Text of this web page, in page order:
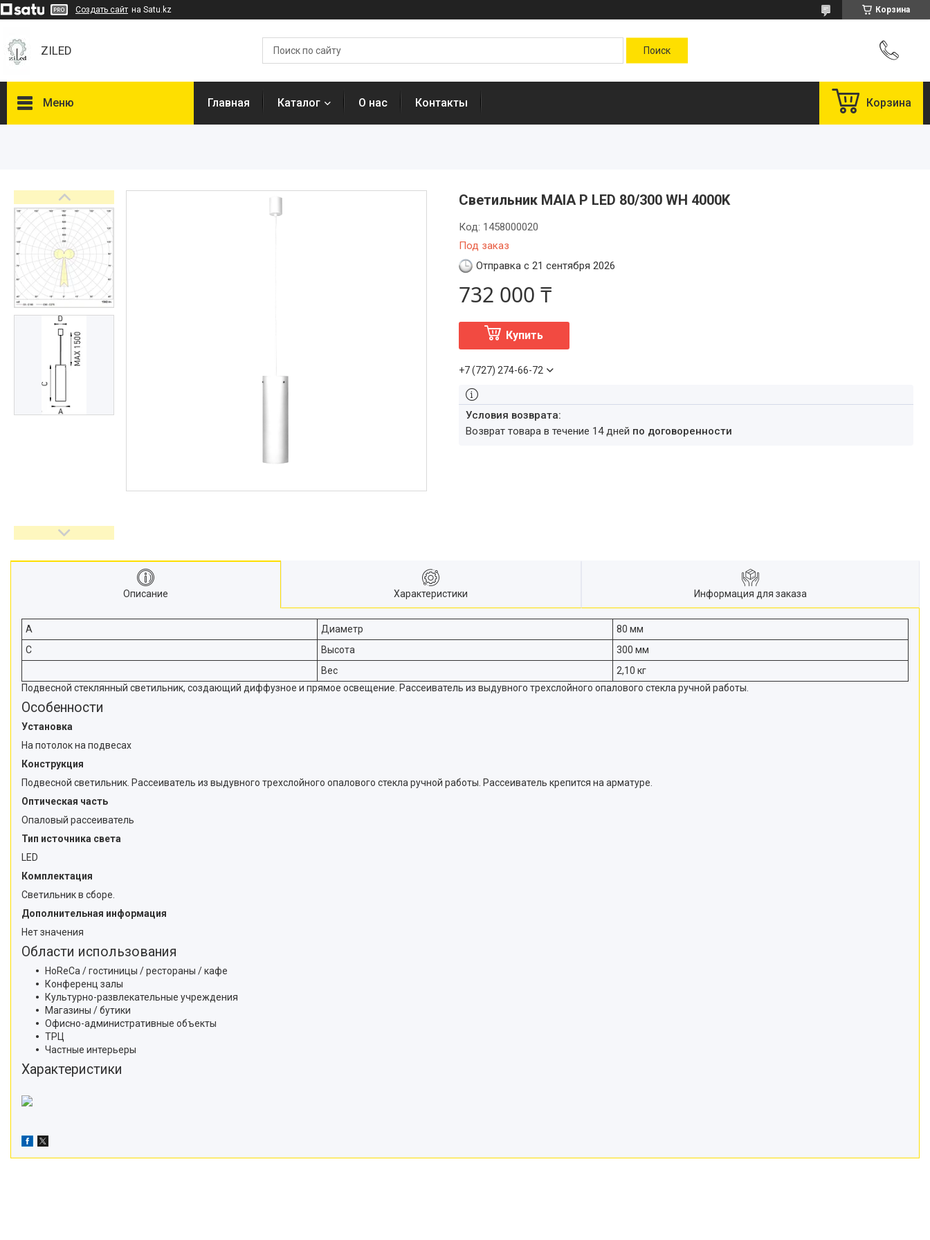
Создать сайт на Satu.kz Корзина
ZILED
Меню
ФАРЛАЙТ
АСТЗ
NLCO
INNOLUX
О нас
Отзывы
Главная Каталог О нас Контакты Корзина
Светильник MAIA P LED 80/300 WH 4000K
Под заказ
Код: 1458000020
Отправка с 21 сентября 2026
732 000 ₸
Купить
+7 (727) 274-66-72
возврат товара в течение 14 дней по договоренности
Описание Характеристики Информация для заказа
A Диаметр
80 мм
C
Высота
300 мм
Вес
2,10 кг
Подвесной стеклянный светильник, создающий диффузное и прямое освещение. Рассеиватель из выдувного трехслойного опалового стекла ручной работы.
Особенности
Установка
На потолок на подвесах
Конструкция
Подвесной светильник. Рассеиватель из выдувного трехслойного опалового стекла ручной работы. Рассеиватель крепится на арматуре.
Оптическая часть
Опаловый рассеиватель
Тип источника света
LED
Комплектация
Светильник в сборе.
Дополнительная информация
Нет значения
Области использования
HoReCa / гостиницы / рестораны / кафе
Конференц залы
Культурно-развлекательные учреждения
Магазины / бутики
Офисно-административные объекты
ТРЦ
Частные интерьеры
Характеристики